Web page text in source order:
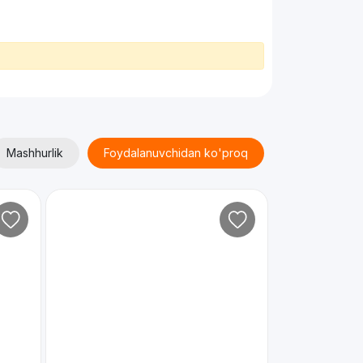
Mashhurlik Foydalanuvchidan ko'proq